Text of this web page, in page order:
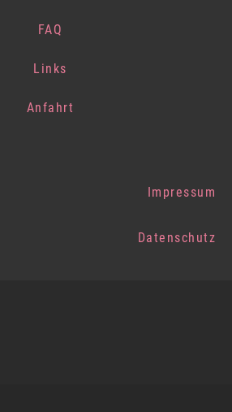
FAQ
Links
Anfahrt
Impressum
Datenschutz